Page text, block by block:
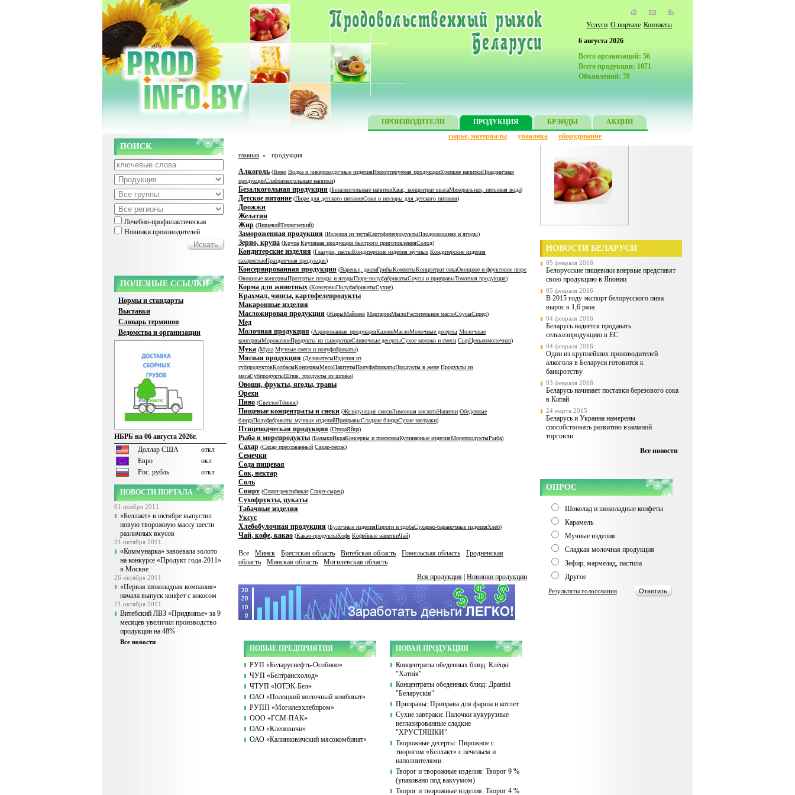
6 августа 2026
Всего организаций: 56
Всего продукции: 1071
Объявлений: 78
ПРОИЗВОДИТЕЛИ ПРОДУКЦИЯ БРЭНДЫ
АКЦИИ
сырье, материалы
упаковка оборудование
Услуги О портале Контакты
ПОИСК
Лечебно-профилактическая
Новинки производителей
ПОЛЕЗНЫЕ ССЫЛКИ
Нормы и стандарты
Выставки
Словарь терминов
Ведомства и организации
НБРБ на 06 августа 2026г.
Доллар США
откл
Евро
окл
Рос. рубль
откл
НОВОСТИ ПОРТАЛА
01 ноября 2011
«Беллакт» в октябре выпустил
новую творожную массу шести
различных вкусов
31 октября 2011
«Коммунарка» завоевала золото
на конкурсе «Продукт года-2011»
в Москве
26 октября 2011
«Первая шоколадная компания»
начала выпуск конфет с кокосом
21 октября 2011
Витебский ЛВЗ «Придвинье» за 9
месяцев увеличил производство
продукции на 48%
Все новости
главная » продукция
Алкоголь (Вино Водка и ликероводочные изделияИмпортируемая продукцияКрепкие напиткиПраздничная
продукцияСлабоалкогольные напитки)
Безалкогольная продукция (Безалкогольные напиткиКвас, концентрат квасаМинеральная, питьевая вода)
Детское питание (Пюре для детского питанияСоки и нектары для детского питания)
Дрожжи
Желатин
Жир (ПищевойТехнический)
Замороженная продукция (Изделия из тестаКартофелепродуктыПлодоовощная и ягоды)
Зерно, крупа (Крупа Крупяная продукция быстрого приготовленияСолод)
Кондитерские изделия (Глазури, пастыКондитерские изделия мучные Кондитерские изделия
сахаристыеПраздничная продукция)
Консервированная продукция (Варенье, джемГрибыКомпотыКонцентрат сокаОвощное и фруктовое пюре
Овощные консервыПротертые плоды и ягодыПюре-полуфабрикатыСоусы и приправыТоматная продукция)
Корма для животных (КонсервыПолуфабрикатыСухие)
Крахмал, чипсы, картофелепродукты
Макаронные изделия
Масложировая продукция (ЖирыМайонез МаргаринМылоРастительное маслоСоусыСпред)
Мед
Молочная продукция (Аэрированная продукцияКазеинМаслоМолочные десерты Молочные
консервыМороженоеПродукты из сывороткиСливочные десертыСухое молоко и смеси СырЦельномолочная)
Мука (Мука Мучные смеси и полуфабрикаты)
Мясная продукция (ДеликатесыИзделия из
субпродуктовКолбасыКонсервыМясоПаштетыПолуфабрикатыПродукты в желе Продукты из
мясаСубпродуктыШпик, продукты из шпика)
Овощи, фрукты, ягоды, травы
Орехи
Пиво (СветлоеТёмное)
Пищевые концентраты и снеки (Желирующие смесиЛимонная кислотаНапитки Обеденные
блюдаПолуфабрикаты мучных изделийПриправыСладкие блюдаСухие завтраки)
Птицеводческая продукция (ПтицаЯйца)
Рыба и морепродукты (БалыкиИкраКонсервы и пресервыКулинарные изделияМорепродуктыРыба)
Сахар (Сахар прессованный Сахар-песок)
Семечки
Сода пищевая
Сок, нектар
Соль
Спирт (Спирт-ректификат Спирт-сырец)
Сухофрукты, цукаты
Табачные изделия
Уксус
Хлебобулочная продукция (Булочные изделияПироги и сдобаСухарно-бараночные изделияХлеб)
Чай, кофе, какао (Какао-продуктыКофе Кофейные напиткиЧай)
Все Минск Брестская область Витебская область Гомельская область
Гродненская
область
Минская область
Могилевская область
Вся продукция Новинки продукции
НОВЫЕ ПРЕДПРИЯТИЯ
РУП «Беларуснефть-Особино»
ЧУП «Белтрансхолод»
ЧТУП «ЮТЭК-Бел»
ОАО «Полоцкий молочный комбинат»
РУПП «Могилевхлебпром»
ООО «ГСМ-ПАК»
ОАО «Кленовичи»
ОАО «Калинковичский мясокомбинат»
НОВАЯ ПРОДУКЦИЯ
Концентраты обеденных блюд: Клёцкі
"Хатнія"
Концентраты обеденных блюд: Дранікі
"Беларускія"
Приправы: Приправа для фарша и котлет
Сухие завтраки: Палочки кукурузные
неглазированные сладкие
"ХРУСТЯШКИ"
Творожные десерты: Пирожное с
творогом «Беллакт» с печеньем и
наполнителями
Творог и творожные изделия: Творог 9 %
(упаковано под вакуумом)
Творог и творожные изделия: Творог 4 %
НОВОСТИ БЕЛАРУСИ
05 февраля 2016
Белорусские пищевики впервые представят
свою продукцию в Японии
05 февраля 2016
В 2015 году экспорт белорусского пива
вырос в 1,6 раза
04 февраля 2016
Беларусь надеется продавать
сельхозпродукцию в ЕС
04 февраля 2016
Один из крупнейших производителей
алкоголя в Беларуси готовится к
банкротству
03 февраля 2016
Беларусь начинает поставки березового сока
в Китай
24 марта 2015
Беларусь и Украина намерены
способствовать развитию взаимной
торговли
Все новости
ОПРОС
Шоколад и шоколадные конфеты
Карамель
Мучные изделия
Сладкая молочная продукция
Зефир, мармелад, пастила
Другое
Результаты голосования